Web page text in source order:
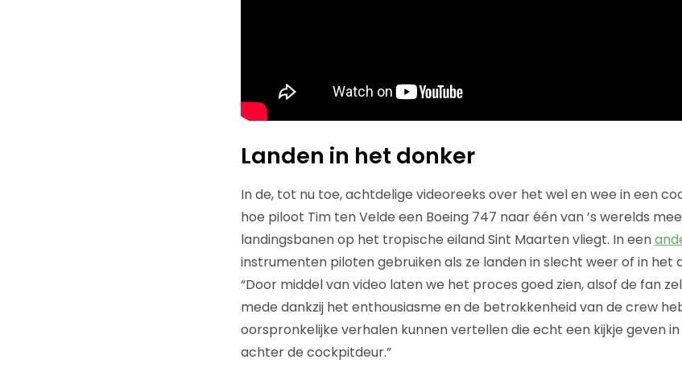
Landen in het donker
In de, tot nu toe, achtdelige videoreeks over het wel en wee in een
hoe piloot Tim ten Velde een Boeing 747 naar één van ’s werelds
landingsbanen op het tropische eiland Sint Maarten vliegt. In een
instrumenten piloten gebruiken als ze landen in slecht weer of in het
“Door middel van video laten we het proces goed zien, alsof de fan
mede dankzij het enthousiasme en de betrokkenheid van de crew
oorspronkelijke verhalen kunnen vertellen die echt een kijkje geven
achter de cockpitdeur.”